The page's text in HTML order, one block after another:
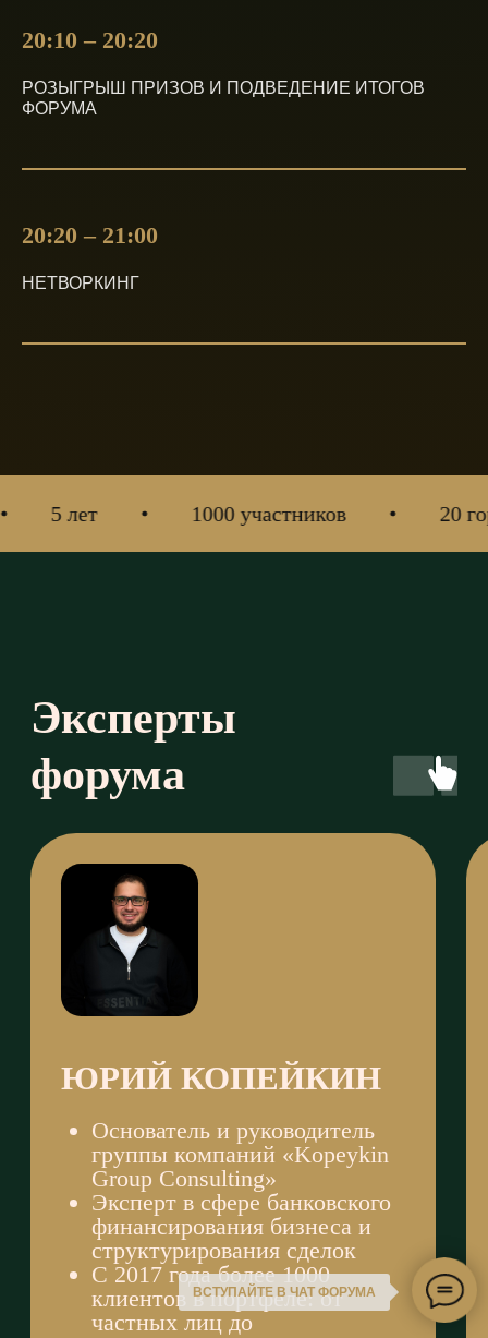
20:10 – 20:20
РОЗЫГРЫШ ПРИЗОВ И ПОДВЕДЕНИЕ ИТОГОВ
ФОРУМА
20:20 – 21:00
НЕТВОРКИНГ
1000 участников 20 городов
ВСТУПАЙТЕ В ЧАТ ФОРУМА